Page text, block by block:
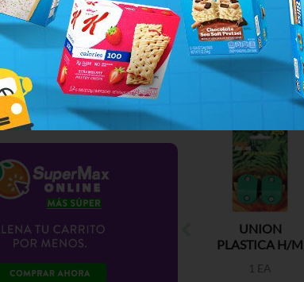
UNION
PLASTICA H/M
1 EA